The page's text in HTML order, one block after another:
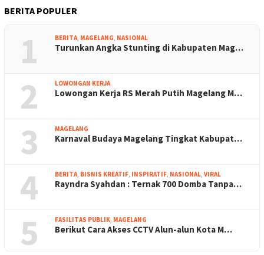
BERITA POPULER
1 BERITA MAGELANG NASIONAL
Turunkan Angka Stunting di Kabupaten Mag…
2 LOWONGAN KERJA
Lowongan Kerja RS Merah Putih Magelang M…
3 MAGELANG
Karnaval Budaya Magelang Tingkat Kabupat…
4 BERITA BISNIS KREATIF INSPIRATIF NASIONAL VIRAL
Rayndra Syahdan : Ternak 700 Domba Tanpa…
5 FASILITAS PUBLIK MAGELANG
Berikut Cara Akses CCTV Alun-alun Kota M…